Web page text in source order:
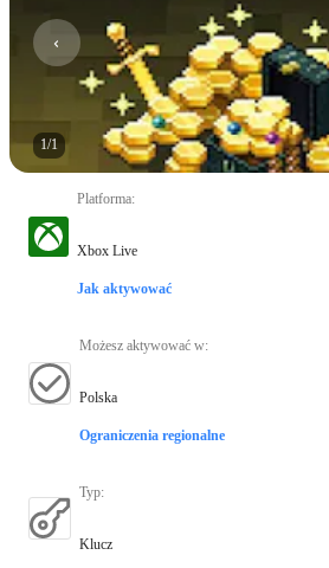
1/1
Platforma:
Xbox Live
Jak aktywować
Możesz aktywować w:
Polska
Ograniczenia regionalne
Typ:
Klucz